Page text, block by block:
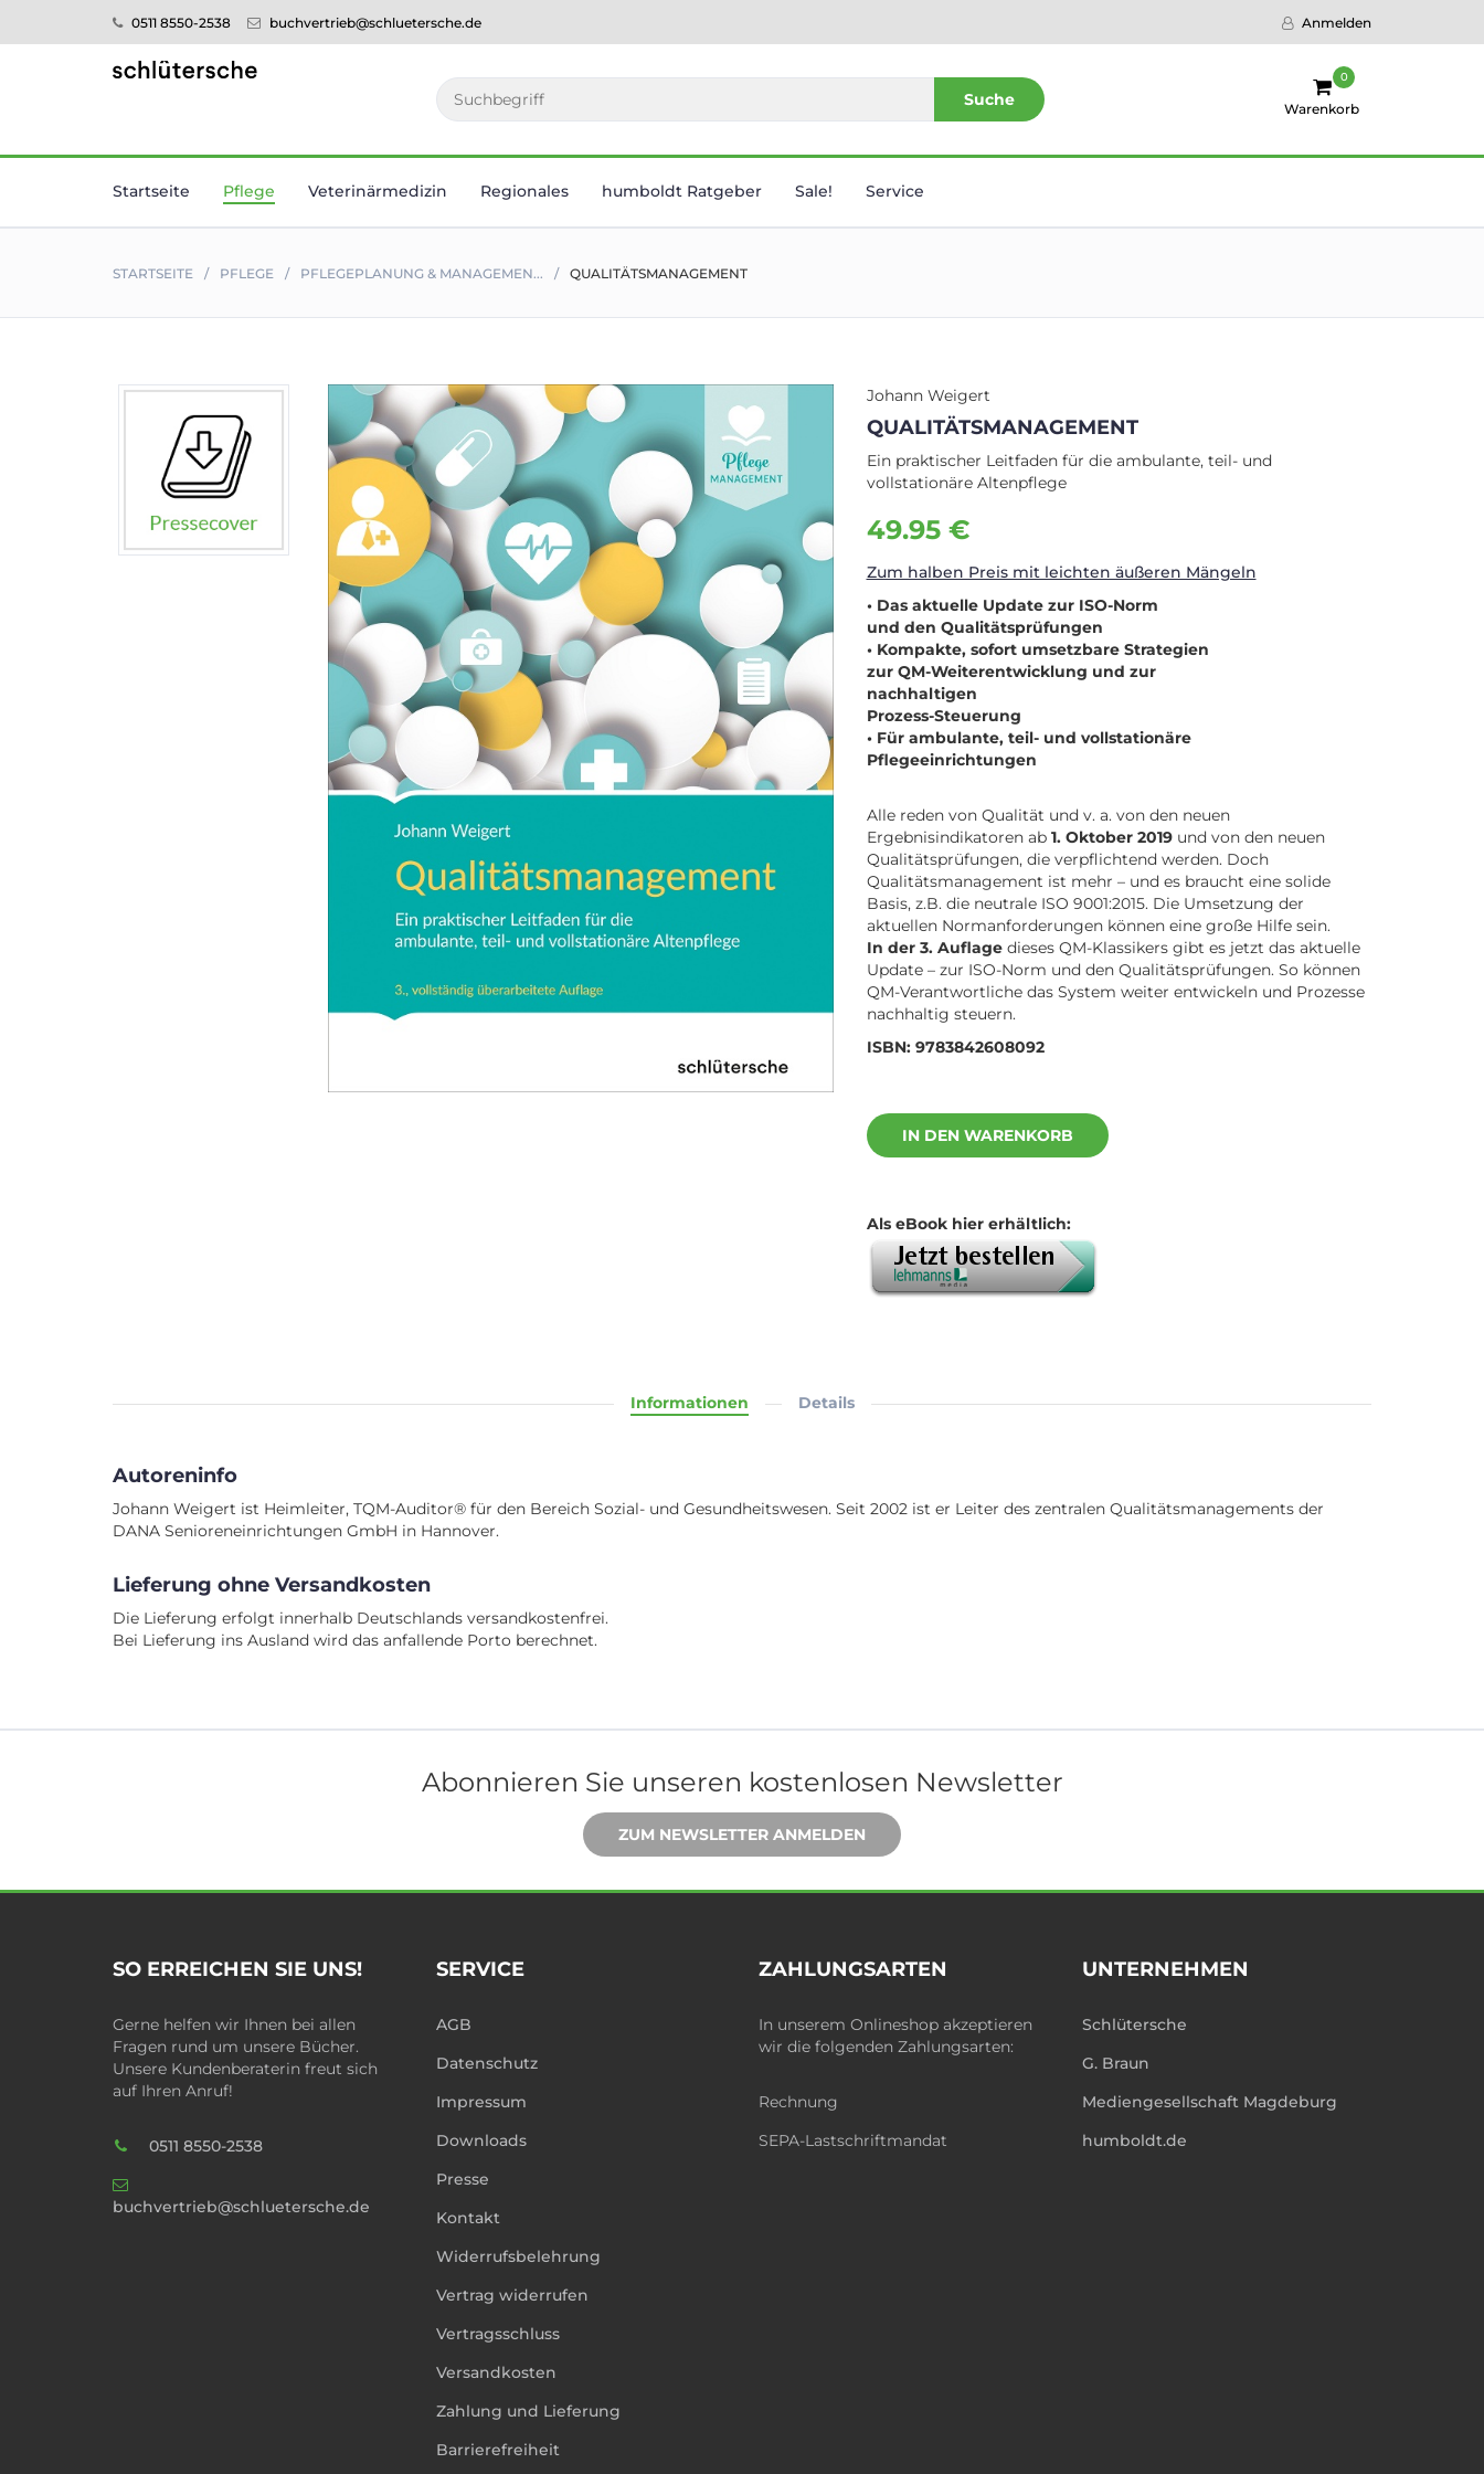
0511 8550-2538 buchvertrieb@schluetersche.de Anmelden
Suche Warenkorb
0
Startseite Pflege Veterinär­medizin Regionales humboldt Ratgeber Sale! Service
STARTSEITE PFLEGE PFLEGEPLANUNG & MANAGEMEN... QUALITÄTSMANAGEMENT
Johann Weigert
QUALITÄTSMANAGEMENT
Ein praktischer Leitfaden für die ambulante, teil- und
vollstationäre Altenpflege
49.95 €
Zum halben Preis mit leichten äußeren Mängeln
• Das aktuelle Update zur ISO-Norm
und den Qualitätsprüfungen
• Kompakte, sofort umsetzbare Strategien
zur QM-Weiterentwicklung und zur
nachhaltigen
Prozess-Steuerung
• Für ambulante, teil- und vollstationäre
Pflegeeinrichtungen
Alle reden von Qualität und v. a. von den neuen
Ergebnisindikatoren ab 1. Oktober 2019und von den neuen
Qualitätsprüfungen, die verpflichtend werden. Doch
Qualitätsmanagement ist mehr – und es braucht eine solide
Basis, z.B. die neutrale ISO 9001:2015. Die Umsetzung der
aktuellen Normanforderungen können eine große Hilfe sein.
In der 3. Auflagedieses QM-Klassikers gibt es jetzt das aktuelle
Update – zur ISO-Norm und den Qualitätsprüfungen. So können
QM-Verantwortliche das System weiter entwickeln und Prozesse
nachhaltig steuern.
ISBN: 9783842608092
IN DEN WARENKORB
Als eBook hier erhältlich:
Informationen Details
Autoreninfo
Johann Weigert ist Heimleiter, TQM-Auditor® für den Bereich Sozial- und Gesundheitswesen. Seit 2002 ist er Leiter des zentralen Qualitätsmanagements der
DANA Senioreneinrichtungen GmbH in Hannover.
Lieferung ohne Versandkosten
Die Lieferung erfolgt innerhalb Deutschlands versandkostenfrei.
Bei Lieferung ins Ausland wird das anfallende Porto berechnet.
Abonnieren Sie unseren kostenlosen Newsletter
ZUM NEWSLETTER ANMELDEN
SO ERREICHEN SIE UNS!
Gerne helfen wir Ihnen bei allen
Fragen rund um unsere Bücher.
Unsere Kundenberaterin freut sich
auf Ihren Anruf!
0511 8550-2538
buchvertrieb@schluetersche.de
SERVICE
AGB
Datenschutz
Impressum
Downloads
Presse
Kontakt
Widerrufsbelehrung
Vertrag widerrufen
Vertragsschluss
Versandkosten
Zahlung und Lieferung
Barrierefreiheit
ZAHLUNGSARTEN
In unserem Onlineshop akzeptieren
wir die folgenden Zahlungsarten:
Rechnung
SEPA-Lastschriftmandat
UNTERNEHMEN
Schlütersche
G. Braun
Mediengesellschaft Magdeburg
humboldt.de